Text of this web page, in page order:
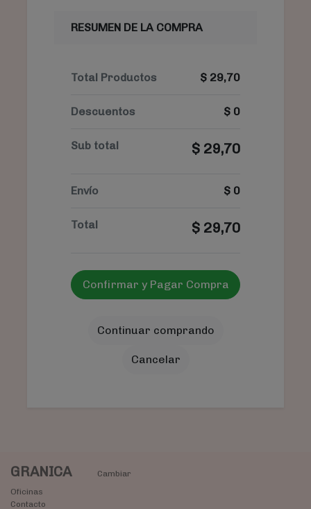
RESUMEN DE LA COMPRA
Total Productos $ 29,70
Descuentos $ 0
Sub total $ 29,70
Envío $ 0
Total $ 29,70
Confirmar y Pagar Compra
Continuar comprando
Cancelar
GRANICA
Cambiar
Oficinas
Contacto